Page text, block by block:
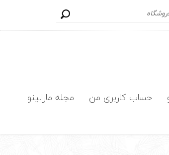
حساب کاربری من
مجله مارالینو